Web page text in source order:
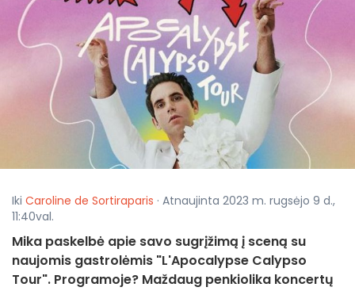
Iki Caroline de Sortiraparis · Atnaujinta 2023 m. rugsėjo 9 d.,
11:40val.
Mika paskelbė apie savo sugrįžimą į sceną su
naujomis gastrolėmis "L'Apocalypse Calypso
Tour". Programoje? Maždaug penkiolika koncertų